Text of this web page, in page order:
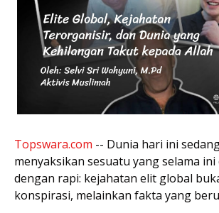
Topswara.com -- Dunia hari ini
menyaksikan sesuatu yang selama
dengan rapi: kejahatan elit global
konspirasi, melainkan fakta yang